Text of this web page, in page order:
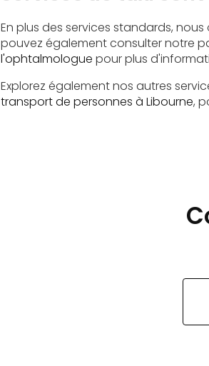
En plus des services standards,
pouvez également consulter notre
l'ophtalmologue pour plus
Explorez également nos autres
transport de personnes à Libourne,